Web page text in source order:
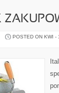
POSTED ON KWI -